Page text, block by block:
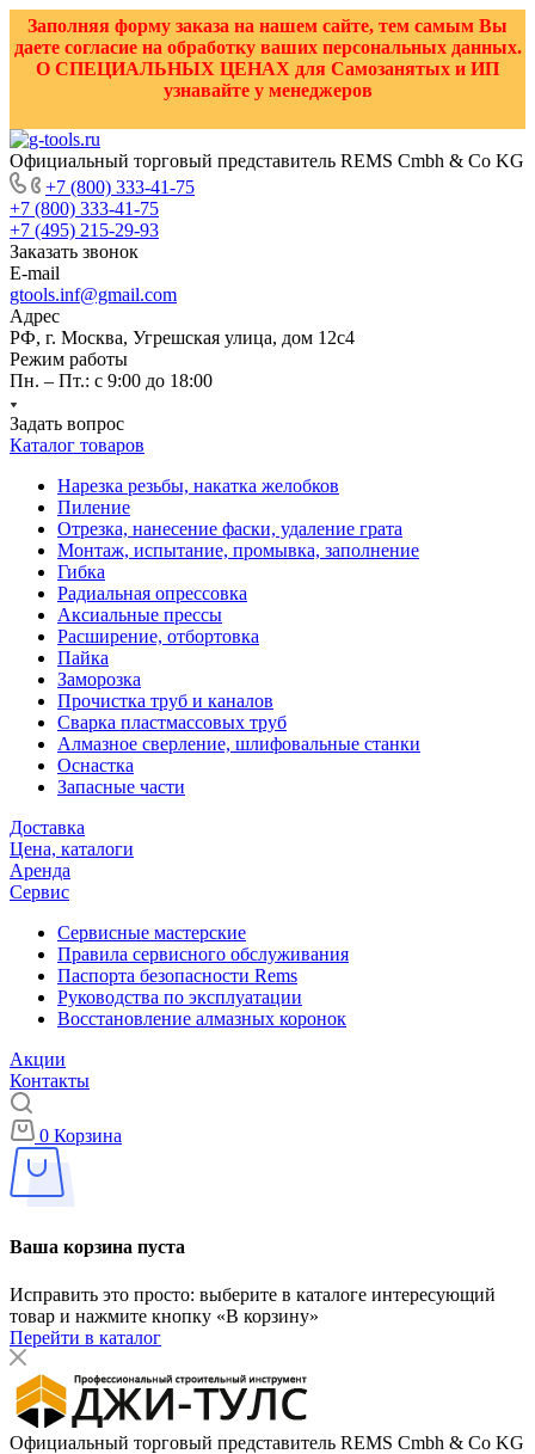
Заполняя форму заказа на нашем сайте, тем самым Вы
даете согласие на обработку ваших персональных данных.
О СПЕЦИАЛЬНЫХ ЦЕНАХ для Самозанятых и ИП
узнавайте у менеджеров
Официальный торговый представитель REMS Cmbh & Co KG
+7 (800) 333-41-75
+7 (800) 333-41-75
+7 (495) 215-29-93
Заказать звонок
E-mail
gtools.inf@gmail.com
Адрес
РФ, г. Москва, Угрешская улица, дом 12с4
Режим работы
Пн. – Пт.: с 9:00 до 18:00
Задать вопрос
Каталог товаров
Нарезка резьбы, накатка желобков
Пиление
Отрезка, нанесение фаски, удаление грата
Монтаж, испытание, промывка, заполнение
Гибка
Радиальная опрессовка
Аксиальные прессы
Расширение, отбортовка
Пайка
Заморозка
Прочистка труб и каналов
Сварка пластмассовых труб
Алмазное сверление, шлифовальные станки
Оснастка
Запасные части
Доставка
Цена, каталоги
Аренда
Сервис
Сервисные мастерские
Правила сервисного обслуживания
Паспорта безопасности Rems
Руководства по эксплуатации
Восстановление алмазных коронок
Акции
Контакты
0 Корзина
Ваша корзина пуста
Исправить это просто: выберите в каталоге интересующий
товар и нажмите кнопку «В корзину»
Перейти в каталог
Официальный торговый представитель REMS Cmbh & Co KG